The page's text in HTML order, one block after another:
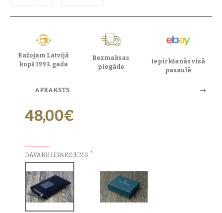
Ražojam Latvijā
kopš 1993. gada
Bezmaksas
piegāde
Iepirkšanās visā
pasaulē
APRAKSTS
48,00€
DĀVANU IEPAKOJUMS